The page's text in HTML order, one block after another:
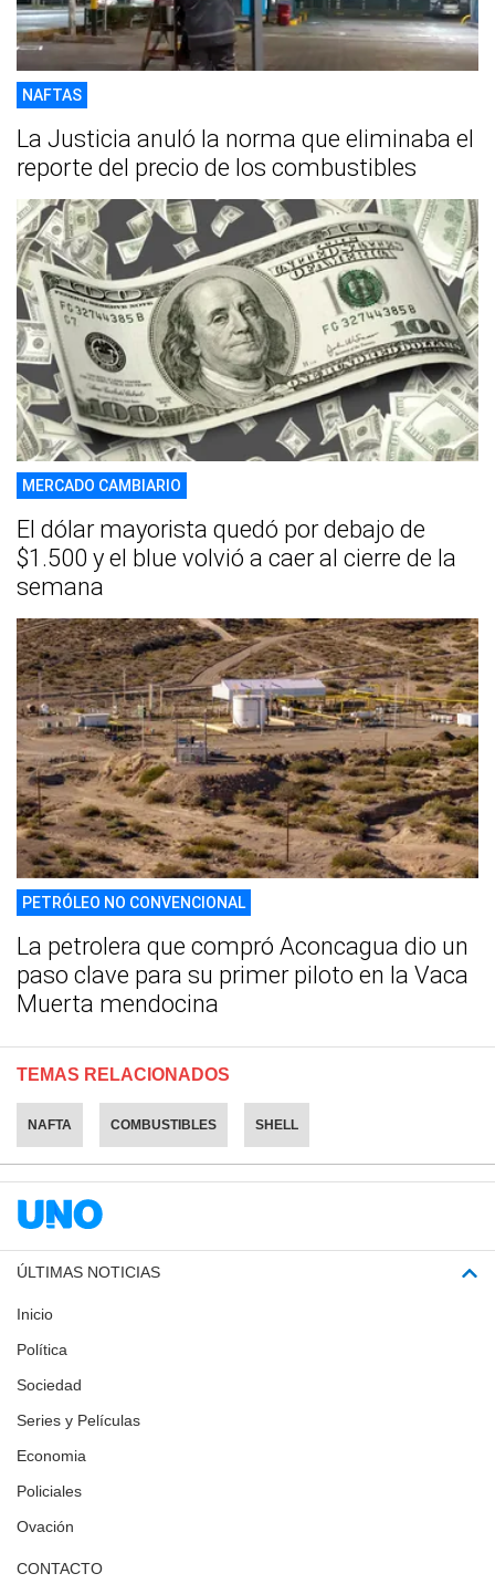
NAFTAS
La Justicia anuló la norma que eliminaba el
reporte del precio de los combustibles
MERCADO CAMBIARIO
El dólar mayorista quedó por debajo de
$1.500 y el blue volvió a caer al cierre de la
semana
PETRÓLEO NO CONVENCIONAL
La petrolera que compró Aconcagua dio un
paso clave para su primer piloto en la Vaca
Muerta mendocina
TEMAS RELACIONADOS
NAFTA COMBUSTIBLES SHELL
ÚLTIMAS NOTICIAS
Inicio
Política
Sociedad
Series y Películas
Economia
Policiales
Ovación
CONTACTO